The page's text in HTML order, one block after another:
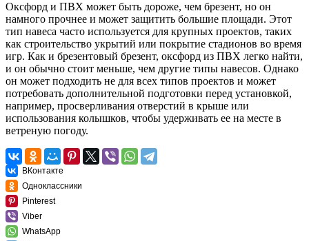
Оксфорд и ПВХ может быть дороже, чем брезент, но он
намного прочнее и может защитить большие площади. Этот
тип навеса часто используется для крупных проектов, таких
как строительство укрытий или покрытие стадионов во время
игр. Как и брезентовый брезент, оксфорд из ПВХ легко найти,
и он обычно стоит меньше, чем другие типы навесов. Однако
он может подходить не для всех типов проектов и может
потребовать дополнительной подготовки перед установкой,
например, просверливания отверстий в крыше или
использования колышков, чтобы удерживать ее на месте в
ветреную погоду.
ВКонтакте
Одноклассники
Pinterest
Viber
WhatsApp